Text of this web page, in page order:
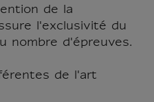
de la
l'exclusivité du
nombre d'épreuves.
de l'art